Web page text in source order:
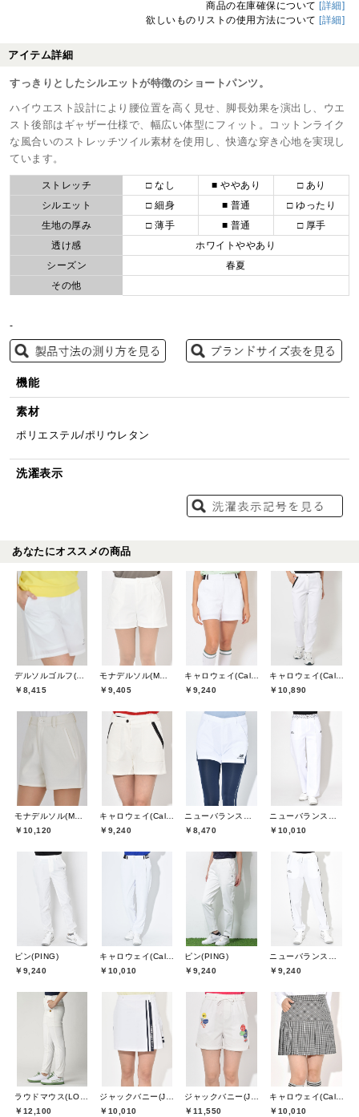
商品の在庫確保について [詳細]
欲しいものリストの使用方法について [詳細]
アイテム詳細
すっきりとしたシルエットが特徴のショートパンツ。
ハイウエスト設計により腰位置を高く見せ、脚長効果を演出し、ウエ
スト後部はギャザー仕様で、幅広い体型にフィット。コットンライク
な風合いのストレッチツイル素材を使用し、快適な穿き心地を実現し
ています。
ストレッチ □ なし ■ ややあり
□ あり
シルエット
□ 細身 ■ 普通
□ ゆったり
生地の厚み
□ 薄手 ■ 普通
□ 厚手
透け感
ホワイトややあり
シーズン
春夏
その他
-
機能
素材
ポリエステル/ポリウレタン
洗濯表示
あなたにオススメの商品
￥8,415
￥9,405
￥9,240
￥10,890
￥10,120
￥9,240
￥8,470
￥10,010
ピン(PING)
￥9,240
￥10,010
ピン(PING)
￥9,240
￥9,240
￥12,100
￥10,010
￥11,550
￥10,010